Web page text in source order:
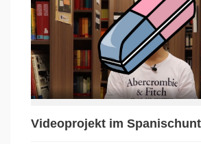
Videoprojekt im